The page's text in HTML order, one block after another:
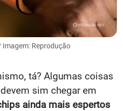
Imagem: Reprodução
tá? Algumas coisas
sim chegar em
ainda mais espertos